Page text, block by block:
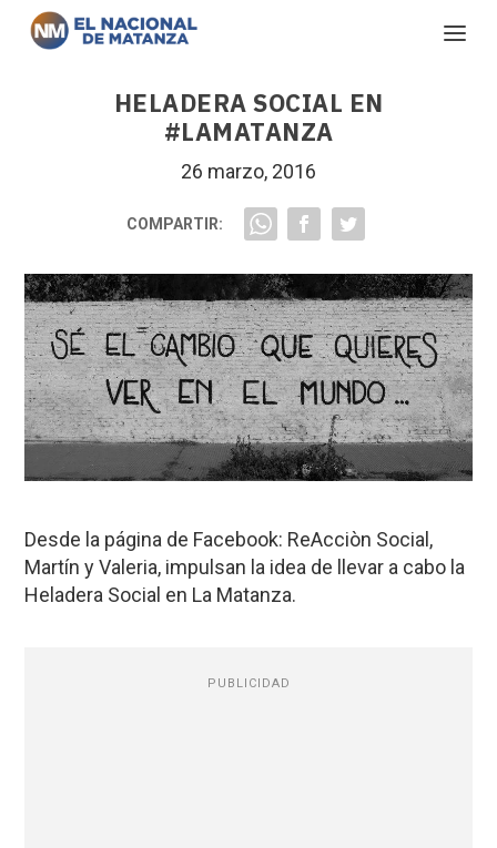
HELADERA SOCIAL EN
#LAMATANZA
26 marzo, 2016
COMPARTIR:
Desde la página de Facebook: ReAcciòn Social,
Martín y Valeria, impulsan la idea de llevar a cabo la
Heladera Social en La Matanza.
PUBLICIDAD